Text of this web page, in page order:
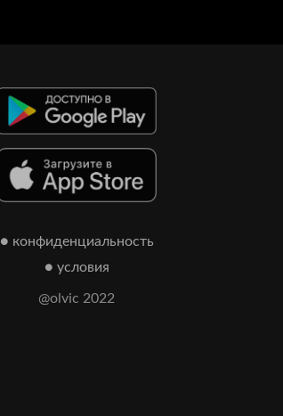
● конфиденциальность
● условия
@olvic 2022